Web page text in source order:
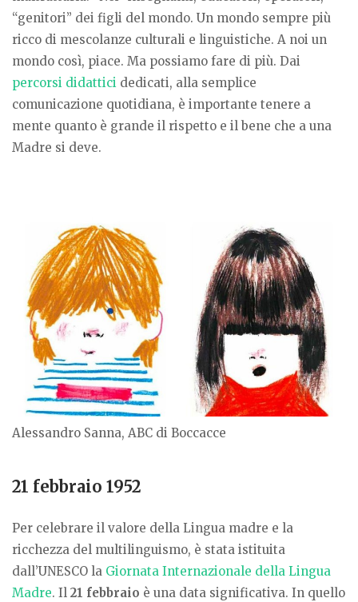
“genitori” dei figli del mondo. Un mondo sempre più
ricco di mescolanze culturali e linguistiche. A noi un
mondo così, piace. Ma possiamo fare di più. Dai
percorsi didattici dedicati, alla semplice
comunicazione quotidiana, è importante tenere a
mente quanto è grande il rispetto e il bene che a una
Madre si deve.
Alessandro Sanna, ABC di Boccacce
21 febbraio 1952
Per celebrare il valore della Lingua madre e la
ricchezza del multilinguismo, è stata istituita
dall’UNESCO la Giornata Internazionale della Lingua
Madre. Il 21 febbraio è una data significativa. In quello